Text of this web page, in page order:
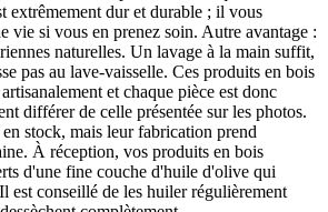
extrêmement dur et durable ; il vous
vie si vous en prenez soin. Autre avantage :
naturelles. Un lavage à la main suffit,
pas au lave-vaisselle. Ces produits en bois
et chaque pièce est donc
différer de celle présentée sur les photos.
stock, mais leur fabrication prend
À réception, vos produits en bois
d'une fine couche d'huile d'olive qui
est conseillé de les huiler régulièrement